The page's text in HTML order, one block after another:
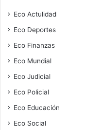
Eco Actulidad
Eco Deportes
Eco Finanzas
Eco Mundial
Eco Judicial
Eco Policial
Eco Educación
Eco Social